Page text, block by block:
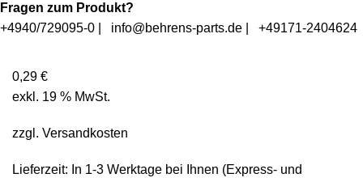
Fragen zum Produkt?
+4940/729095-0
info@behrens-parts.de +49171-2404624
0,29 €
exkl. 19 % MwSt.
zzgl. Versandkosten
Lieferzeit: In 1-3 Werktage bei Ihnen (Express- und